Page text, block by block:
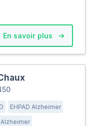
En savoir plus
EHPAD Alzheimer